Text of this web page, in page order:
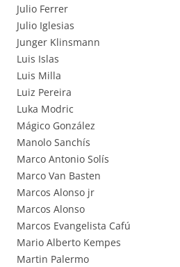
Julio Ferrer
Julio Iglesias
Junger Klinsmann
Luis Islas
Luis Milla
Luiz Pereira
Luka Modric
Mágico González
Manolo Sanchís
Marco Antonio Solís
Marco Van Basten
Marcos Alonso jr
Marcos Alonso
Marcos Evangelista Cafú
Mario Alberto Kempes
Martin Palermo